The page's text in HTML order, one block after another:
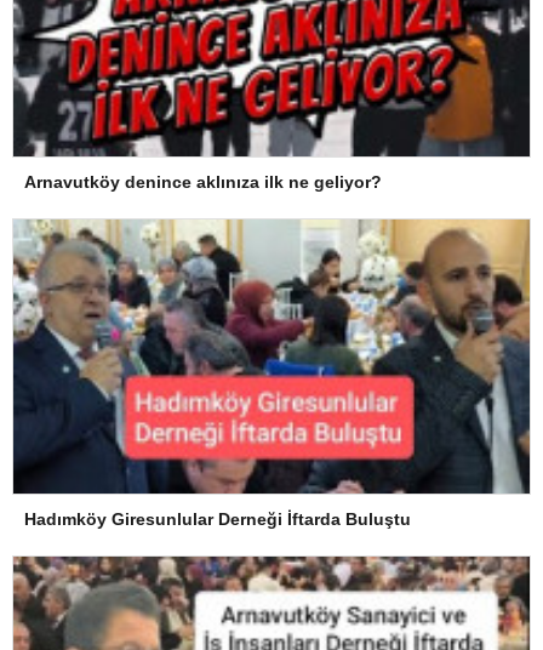
Arnavutköy denince aklınıza ilk ne geliyor?
Hadımköy Giresunlular Derneği İftarda Buluştu